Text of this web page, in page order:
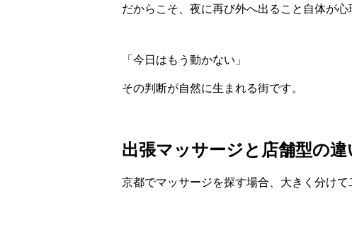
だからこそ、夜に再び外へ出ること自体が心
「今日はもう動かない」
その判断が自然に生まれる街です。
出張マッサージと店舗型の違
京都でマッサージを探す場合、大きく分けて